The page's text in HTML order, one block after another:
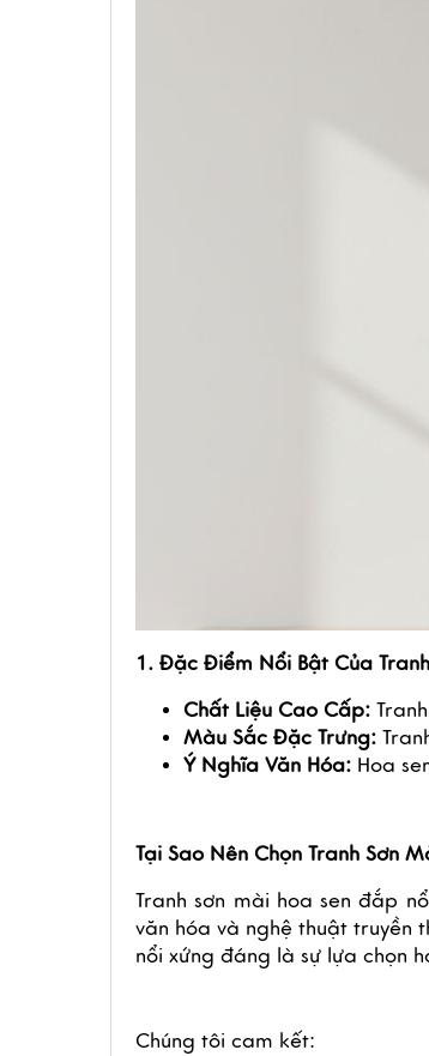
1. Đặc Điểm Nổi Bật Của
Chất Liệu Cao Cấp:
Màu Sắc Đặc Trưng:
Ý Nghĩa Văn Hóa: Hoa
Tại Sao Nên Chọn Tranh Sơn
Tranh sơn mài hoa sen đắp
văn hóa và nghệ thuật truyền
nổi xứng đáng là sự lựa chọn
Chúng tôi cam kết: